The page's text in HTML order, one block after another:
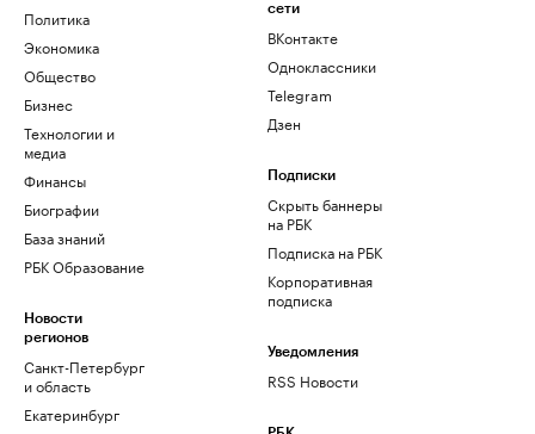
Политика
Экономика
Общество
Бизнес
Технологии и
медиа
Финансы
Биографии
База знаний
РБК Образование
Новости
регионов
Санкт-Петербург
и область
Екатеринбург
сети
ВКонтакте
Одноклассники
Telegram
Дзен
Подписки
Скрыть баннеры
на РБК
Подписка на РБК
Корпоративная
подписка
Уведомления
RSS Новости